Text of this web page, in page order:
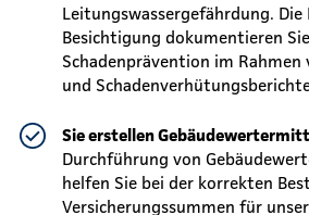
Leitungswassergefährdung. Die
Besichtigung dokumentieren
Schadenprävention im
und
Sie erstellen
Durchführung von
helfen Sie bei der korrekten
Versicherungssummen für